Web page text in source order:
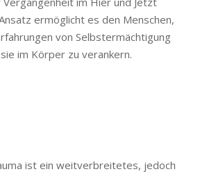
ermöglicht es den Menschen,
von Selbstermächtigung
im Körper zu verankern.
ist ein weitverbreitetes, jedoch